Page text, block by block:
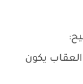
يكون